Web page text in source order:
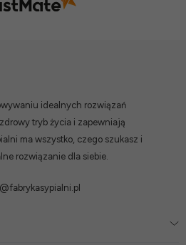
idealnych rozwiązań
tryb życia i zapewniają
ma wszystko, czego szukasz i
rozwiązanie dla siebie.